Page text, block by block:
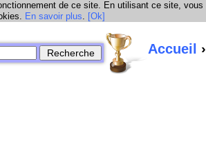
de ce site. En utilisant ce site, vous
En savoir plus. [Ok]
Accueil